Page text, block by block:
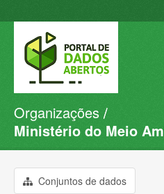
Conjuntos de dados
Organizações
Sobre
Organizações
Ministério do Meio
Conjuntos de dados